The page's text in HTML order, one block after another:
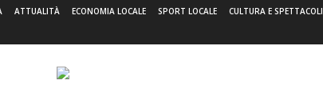
ATTUALITÀ ECONOMIA LOCALE SPORT LOCALE CULTURA E SPETTACOLI